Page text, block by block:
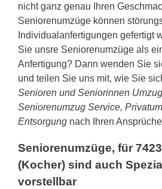
nicht ganz genau Ihren
Seniorenumzüge können
Individualanfertigungen gefertigt
Sie unsre Seniorenumzüge als
Anfertigung? Dann wenden Sie
und teilen Sie uns mit, wie Sie
Senioren und Seniorinnen
Seniorenumzug Service,
Entsorgung nach Ihren
Seniorenumzüge, für
(Kocher) sind auch
vorstellbar